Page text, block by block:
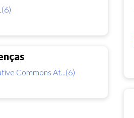
Commons At...(6)